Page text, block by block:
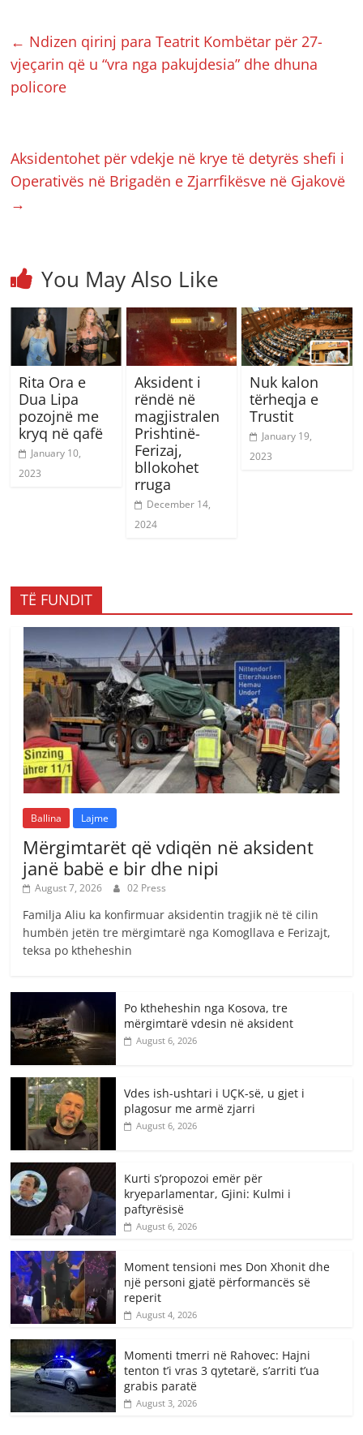
← Ndizen qirinj para Teatrit Kombëtar për 27-
vjeçarin që u “vra nga pakujdesia” dhe dhuna
policore
Aksidentohet për vdekje në krye të detyrës shefi i
Operativës në Brigadën e Zjarrfikësve në Gjakovë
→
You May Also Like
Rita Ora e
Dua Lipa
pozojnë me
kryq në qafë
January 10,
2023
Aksident i
rëndë në
magjistralen
Prishtinë-
Ferizaj,
bllokohet
rruga
December 14,
2024
Nuk kalon
tërheqja e
Trustit
January 19,
2023
TË FUNDIT
Ballina Lajme
Mërgimtarët që vdiqën në aksident
janë babë e bir dhe nipi
August 7, 2026 02 Press
Familja Aliu ka konfirmuar aksidentin tragjik në të cilin
humbën jetën tre mërgimtarë nga Komogllava e Ferizajt,
teksa po ktheheshin
Po ktheheshin nga Kosova, tre
mërgimtarë vdesin në aksident
August 6, 2026
Vdes ish-ushtari i UÇK-së, u gjet i
plagosur me armë zjarri
August 6, 2026
Kurti s’propozoi emër për
kryeparlamentar, Gjini: Kulmi i
paftyrësisë
August 6, 2026
Moment tensioni mes Don Xhonit dhe
një personi gjatë përformancës së
reperit
August 4, 2026
Momenti tmerri në Rahovec: Hajni
tenton t’i vras 3 qytetarë, s’arriti t’ua
grabis paratë
August 3, 2026